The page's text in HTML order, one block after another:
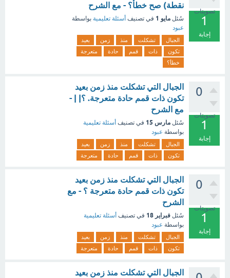
تصويتات
1
إجابة
نقطة) صح خطأ؟ - مع الشرح
سُئل مايو 1 في تصنيف أسئلة تعليمية بواسطة
عبود
الجبال تشكلت منذ زمن
بعيد
تكون
ذات قمم حادة
متعرجة
خطأ؟
0
تصويتات
1
إجابة
الجبال التي تشكلت منذ زمن بعيد
تكون ذات قمم حادة متعرجة. ؟| | -
مع الشرح
سُئل مارس 15 في تصنيف أسئلة تعليمية
بواسطة عبود
الجبال تشكلت منذ زمن
بعيد
تكون
ذات قمم حادة متعرجة
0
تصويتات
1
إجابة
الجبال التي تشكلت منذ زمن بعيد
تكون ذات قمم حادة متعرجة ؟ - مع
الشرح
سُئل فبراير 18 في تصنيف أسئلة تعليمية
بواسطة عبود
الجبال تشكلت منذ زمن
بعيد
تكون
ذات قمم حادة متعرجة
الجبال التي تشكلت منذ زمن بعيد